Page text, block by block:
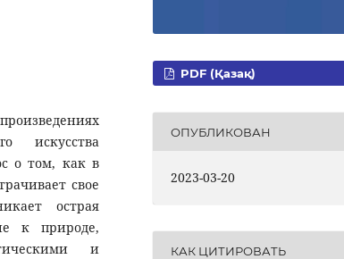
искусства
о том, как в
свое
острая
к природе,
и
PDF (Қазақ)
ОПУБЛИКОВАН
2023-03-20
КАК ЦИТИРОВАТЬ